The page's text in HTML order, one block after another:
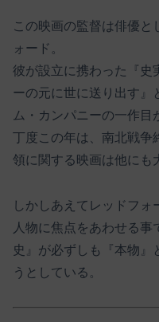
この映画の監督は俳優と
ォード。
彼が設立に携わった『史
ーの元に世に送り出す』
ム・カンパニーの一作目
丁度この年は、南北戦争
領に関する映画は他にも
しかしあえてレッドフ
人物に焦点をあわせる
史』が必ずしも『本物』
うとしている。